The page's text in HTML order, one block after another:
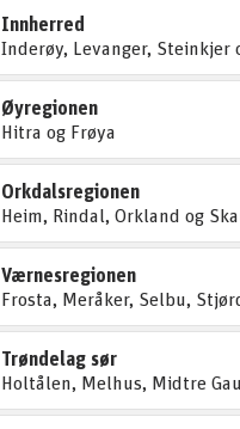
Innherred
Inderøy, Levanger, Steinkjer
Øyregionen
Hitra og Frøya
Orkdalsregionen
Heim, Rindal, Orkland og
Værnesregionen
Frosta, Meråker, Selbu,
Trøndelag sør
Holtålen, Melhus, Midtre